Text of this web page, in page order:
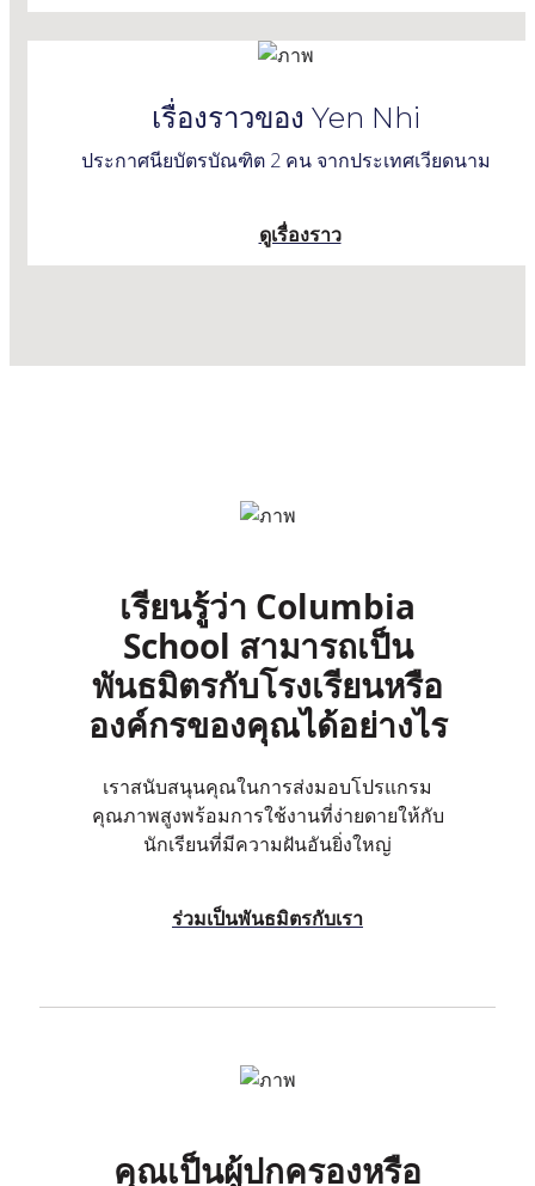
เรื่องราวของ Yen Nhi
ประกาศนียบัตรบัณฑิต 2 คน จากประเทศเวียดนาม
ดูเรื่องราว
เรียนรู้ว่า Columbia
School สามารถเป็น
พันธมิตรกับโรงเรียนหรือ
องค์กรของคุณได้อย่างไร
เราสนับสนุนคุณในการส่งมอบโปรแกรม
คุณภาพสูงพร้อมการใช้งานที่ง่ายดายให้กับ
นักเรียนที่มีความฝันอันยิ่งใหญ่
ร่วมเป็นพันธมิตรกับเรา
คุณเป็นผู้ปกครองหรือ